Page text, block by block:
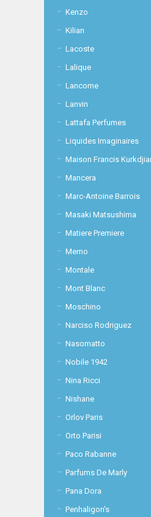
Kenzo
Kilian
Lacoste
Lalique
Lancome
Lanvin
Lattafa Perfumes
Liquides Imaginaires
Maison Francis
Mancera
Marc-Antoine Barrois
Masaki Matsushima
Matiere Premiere
Memo
Montale
Mont Blanc
Moschino
Narciso Rodriguez
Nasomatto
Nobile 1942
Nina Ricci
Nishane
Orlov Paris
Orto Parisi
Paco Rabanne
Parfums De Marly
Pana Dora
Penhaligon's